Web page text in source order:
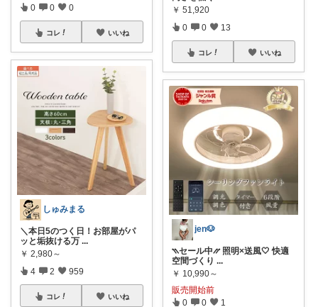
0 0 0
コレ いいね
しゅみまる
＼本日5のつく日！お部屋がパ
ッと垢抜ける万 ...
￥ 2,980～
4 2 959
コレ いいね
￥ 51,920
0 0 13
コレ いいね
jen🐶
⳹セール中⳼ 照明×送風🤍 快適
空間づくり ...
￥ 10,990～
販売開始前
0 0 1